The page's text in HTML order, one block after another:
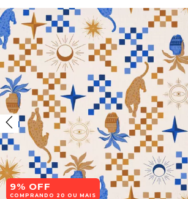
9% OFF
COMPRANDO 20 OU MAIS